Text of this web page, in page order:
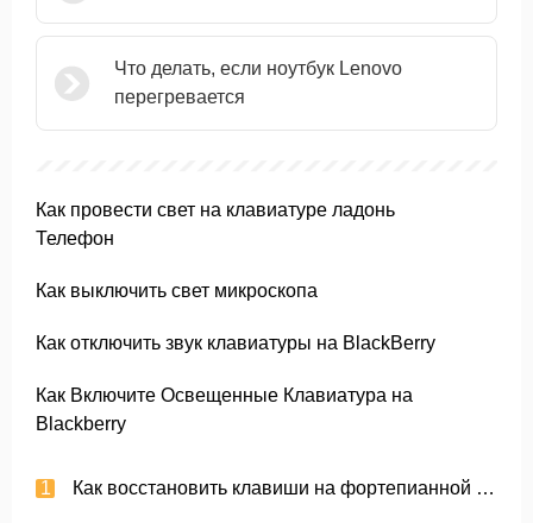
Что делать, если ноутбук Lenovo
перегревается
Как провести свет на клавиатуре ладонь
Телефон
Как выключить свет микроскопа
Как отключить звук клавиатуры на BlackBerry
Как Включите Освещенные Клавиатура на
Blackberry
Как восстановить клавиши на фортепианной клавиатуре Yamaha